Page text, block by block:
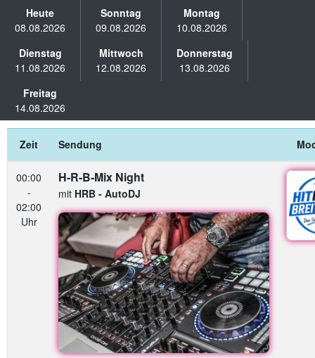
Heute
08.08.2026
Sonntag
09.08.2026
Montag
10.08.2026
Dienstag
11.08.2026
Mittwoch
12.08.2026
Donnerstag
13.08.2026
Freitag
14.08.2026
Zeit Sendung
00:00
-
02:00
Uhr
H-R-B-Mix Night
mit HRB - AutoDJ